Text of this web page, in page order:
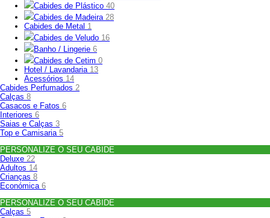
Cabides de Plástico 40
Cabides de Madeira 28
Cabides de Metal 1
Cabides de Veludo 16
Banho / Lingerie 6
Cabides de Cetim 0
Hotel / Lavandaria 13
Acessórios 14
Cabides Perfumados 2
Calças 8
Casacos e Fatos 6
Interiores 6
Saias e Calças 3
Top e Camisaria 5
PERSONALIZE O SEU CABIDE
Deluxe 22
Adultos 14
Crianças 8
Económica 6
PERSONALIZE O SEU CABIDE
Calças 5